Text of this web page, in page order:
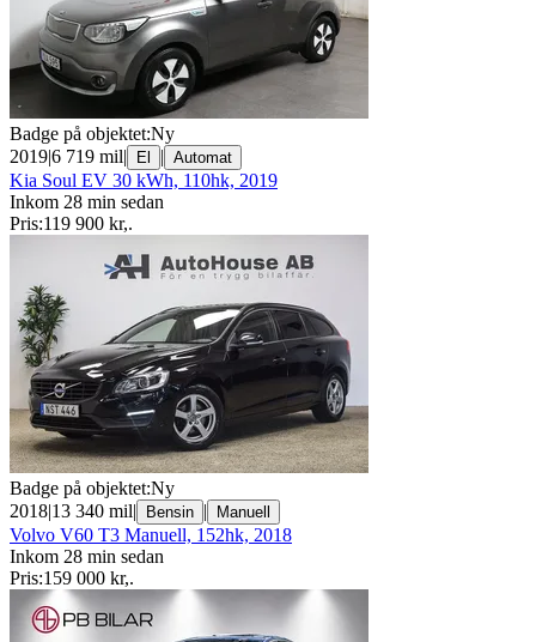
Badge på objektet:Ny
2019|6 719 mil| El | Automat
Kia Soul EV 30 kWh, 110hk, 2019
Inkom 28 min sedan
Pris:119 900 kr,.
Badge på objektet:Ny
2018|13 340 mil| Bensin | Manuell
Volvo V60 T3 Manuell, 152hk, 2018
Inkom 28 min sedan
Pris:159 000 kr,.